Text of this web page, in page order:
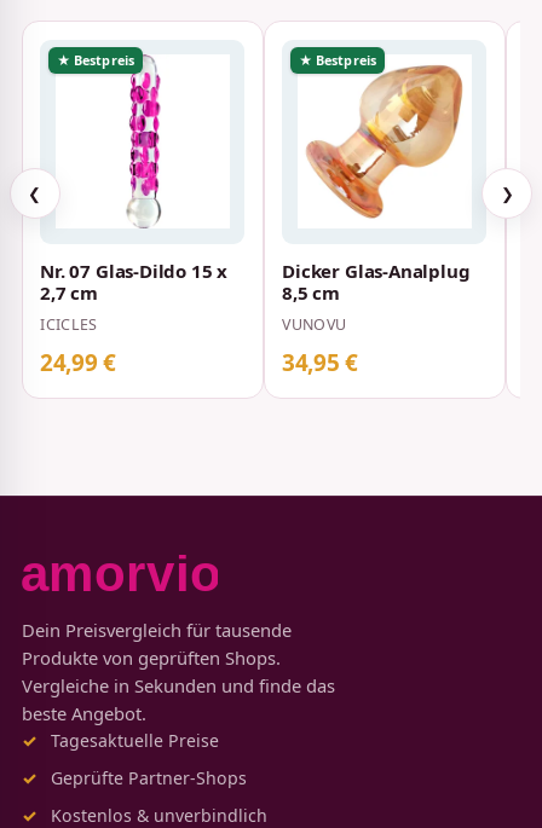
❮
★ Bestpreis
Nr. 07 Glas-Dildo 15 x
2,7 cm
ICICLES
24,99 €
★ Bestpreis
Dicker Glas-Analplug
8,5 cm
VUNOVU
34,95 €
❯
Dein Preisvergleich für tausende
Produkte von geprüften Shops.
Vergleiche in Sekunden und finde das
beste Angebot.
Tagesaktuelle Preise
Geprüfte Partner-Shops
Kostenlos & unverbindlich